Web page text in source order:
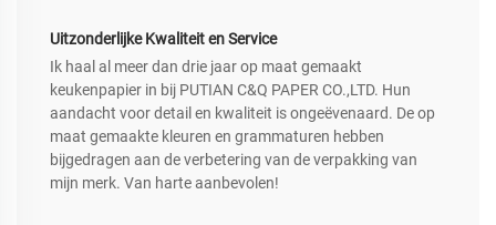
Uitzonderlijke Kwaliteit en Service
Ik haal al meer dan drie jaar op maat gemaakt
keukenpapier in bij PUTIAN C&Q PAPER CO.,LTD. Hun
aandacht voor detail en kwaliteit is ongeëvenaard. De op
maat gemaakte kleuren en grammaturen hebben
bijgedragen aan de verbetering van de verpakking van
mijn merk. Van harte aanbevolen!